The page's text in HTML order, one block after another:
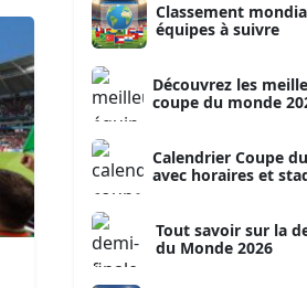
Classement
équipes à suivre
Découvrez les
coupe du monde
Calendrier Coupe
avec horaires et
Tout savoir sur la
du Monde 2026